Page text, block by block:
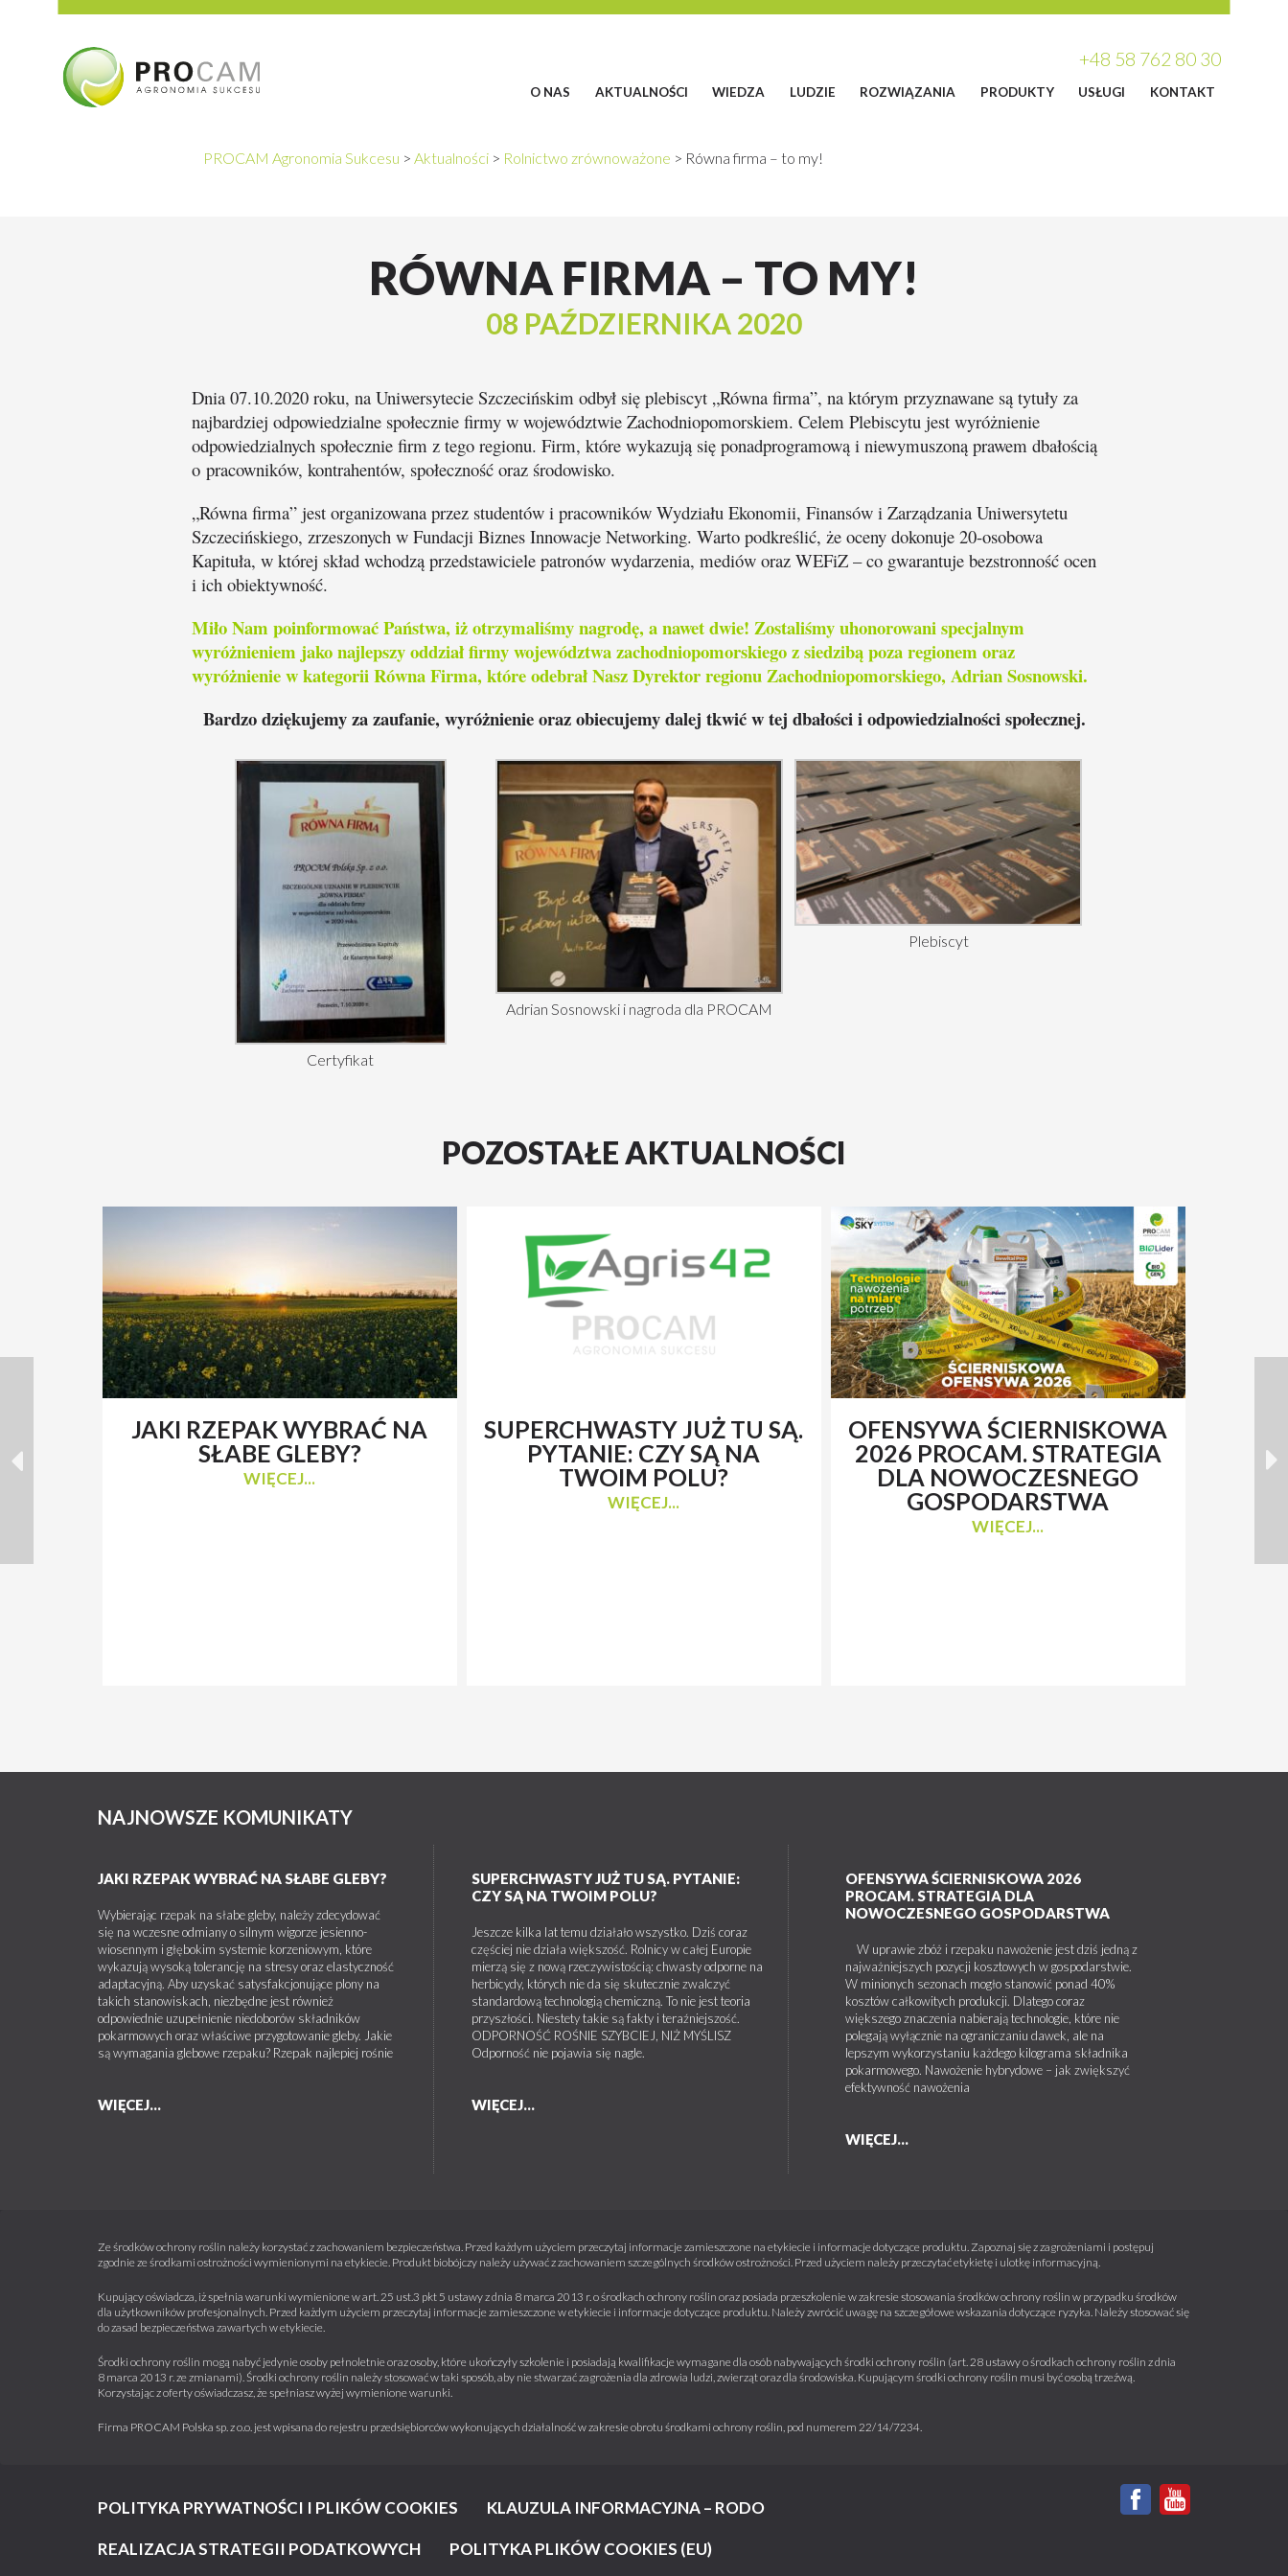
+48 58 762 80 30
O NAS AKTUALNOŚCI WIEDZA LUDZIE ROZWIĄZANIA PRODUKTY USŁUGI KONTAKT
PROCAM Agronomia Sukcesu > Aktualności > Rolnictwo zrównoważone > Równa firma – to my!
RÓWNA FIRMA – TO MY!
08 PAŹDZIERNIKA 2020
Dnia 07.10.2020 roku, na Uniwersytecie Szczecińskim odbył się plebiscyt „Równa firma”, na którym przyznawane są tytuły za
najbardziej odpowiedzialne społecznie firmy w województwie Zachodniopomorskiem. Celem Plebiscytu jest wyróżnienie
odpowiedzialnych społecznie firm z tego regionu. Firm, które wykazują się ponadprogramową i niewymuszoną prawem dbałością
o pracowników, kontrahentów, społeczność oraz środowisko.
„Równa firma” jest organizowana przez studentów i pracowników Wydziału Ekonomii, Finansów i Zarządzania Uniwersytetu
Szczecińskiego, zrzeszonych w Fundacji Biznes Innowacje Networking. Warto podkreślić, że oceny dokonuje 20-osobowa
Kapituła, w której skład wchodzą przedstawiciele patronów wydarzenia, mediów oraz WEFiZ – co gwarantuje bezstronność ocen
i ich obiektywność.
Miło Nam poinformować Państwa, iż otrzymaliśmy nagrodę, a nawet dwie! Zostaliśmy uhonorowanispecjalnym
wyróżnieniem jako najlepszy oddział firmy województwa zachodniopomorskiego z siedzibą poza regionem oraz
wyróżnienie w kategorii Równa Firma, które odebrał Nasz Dyrektor regionu Zachodniopomorskiego, Adrian Sosnowski.
Bardzo dziękujemy za zaufanie, wyróżnienie oraz obiecujemy dalej tkwić w tej dbałości i odpowiedzialności społecznej.
Certyfikat
Adrian Sosnowski i nagroda dla PROCAM
Plebiscyt
POZOSTAŁE AKTUALNOŚCI
JAKI RZEPAK WYBRAĆ NA
SŁABE GLEBY?
WIĘCEJ...
SUPERCHWASTY JUŻ TU SĄ.
PYTANIE: CZY SĄ NA
TWOIM POLU?
WIĘCEJ...
OFENSYWA ŚCIERNISKOWA
2026 PROCAM. STRATEGIA
DLA NOWOCZESNEGO
GOSPODARSTWA
WIĘCEJ...
Z
NAJNOWSZE KOMUNIKATY
JAKI RZEPAK WYBRAĆ NA SŁABE GLEBY?
Wybierając rzepak na słabe gleby, należy zdecydować
się na wczesne odmiany o silnym wigorze jesienno-
wiosennym i głębokim systemie korzeniowym, które
wykazują wysoką tolerancję na stresy oraz elastyczność
adaptacyjną. Aby uzyskać satysfakcjonujące plony na
takich stanowiskach, niezbędne jest również
odpowiednie uzupełnienie niedoborów składników
pokarmowych oraz właściwe przygotowanie gleby. Jakie
są wymagania glebowe rzepaku? Rzepak najlepiej rośnie
WIĘCEJ...
SUPERCHWASTY JUŻ TU SĄ. PYTANIE:
CZY SĄ NA TWOIM POLU?
Jeszcze kilka lat temu działało wszystko. Dziś coraz
częściej nie działa większość. Rolnicy w całej Europie
mierzą się z nową rzeczywistością: chwasty odporne na
herbicydy, których nie da się skutecznie zwalczyć
standardową technologią chemiczną. To nie jest teoria
przyszłości. Niestety takie są fakty i teraźniejszość.
ODPORNOŚĆ ROŚNIE SZYBCIEJ, NIŻ MYŚLISZ
Odporność nie pojawia się nagle.
WIĘCEJ...
OFENSYWA ŚCIERNISKOWA 2026
PROCAM. STRATEGIA DLA
NOWOCZESNEGO GOSPODARSTWA
W uprawie zbóż i rzepaku nawożenie jest dziś jedną z
najważniejszych pozycji kosztowych w gospodarstwie.
W minionych sezonach mogło stanowić ponad 40%
kosztów całkowitych produkcji. Dlatego coraz
większego znaczenia nabierają technologie, które nie
polegają wyłącznie na ograniczaniu dawek, ale na
lepszym wykorzystaniu każdego kilograma składnika
pokarmowego. Nawożenie hybrydowe – jak zwiększyć
efektywność nawożenia
WIĘCEJ...
Ze środków ochrony roślin należy korzystać z zachowaniem bezpieczeństwa. Przed każdym użyciem przeczytaj informacje zamieszczone na etykiecie i informacje dotyczące produktu. Zapoznaj się z zagrożeniami i postępuj
zgodnie ze środkami ostrożności wymienionymi na etykiecie. Produkt biobójczy należy używać z zachowaniem szczególnych środków ostrożności. Przed użyciem należy przeczytać etykietę i ulotkę informacyjną.
Kupujący oświadcza, iż spełnia warunki wymienione w art. 25 ust.3 pkt 5 ustawy z dnia 8 marca 2013 r. o środkach ochrony roślin oraz posiada przeszkolenie w zakresie stosowania środków ochrony roślin w przypadku środków
dla użytkowników profesjonalnych. Przed każdym użyciem przeczytaj informacje zamieszczone w etykiecie i informacje dotyczące produktu. Należy zwrócić uwagę na szczegółowe wskazania dotyczące ryzyka. Należy stosować się
do zasad bezpieczeństwa zawartych w etykiecie.
Środki ochrony roślin mogą nabyć jedynie osoby pełnoletnie oraz osoby, które ukończyły szkolenie i posiadają kwalifikacje wymagane dla osób nabywających środki ochrony roślin (art. 28 ustawy o środkach ochrony roślin z dnia
8 marca 2013 r. ze zmianami). Środki ochrony roślin należy stosować w taki sposób, aby nie stwarzać zagrożenia dla zdrowia ludzi, zwierząt oraz dla środowiska. Kupującym środki ochrony roślin musi być osobą trzeźwą.
Korzystając z oferty oświadczasz, że spełniasz wyżej wymienione warunki.
Firma PROCAM Polska sp. z o.o. jest wpisana do rejestru przedsiębiorców wykonujących działalność w zakresie obrotu środkami ochrony roślin, pod numerem 22/14/7234.
POLITYKA PRYWATNOŚCI I PLIKÓW COOKIES KLAUZULA INFORMACYJNA – RODO
REALIZACJA STRATEGII PODATKOWYCH POLITYKA PLIKÓW COOKIES (EU)